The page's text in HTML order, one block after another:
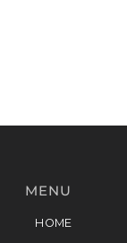
MENU
HOME